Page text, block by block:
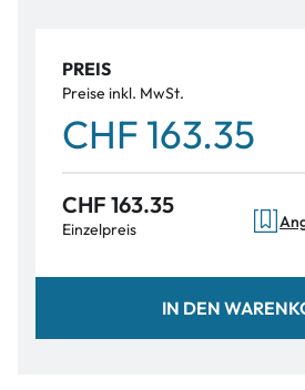
PREIS
Preise inkl. MwSt.
CHF 163.35
CHF 163.35
Einzelpreis
IN DEN